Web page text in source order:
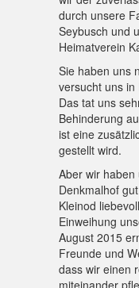
durch unsere
Seybusch und
Heimatverein
Sie haben uns
versucht uns in
Das tat uns
Behinderung
ist eine
gestellt wird.
Aber wir
Denkmalhof
Kleinod
Einweihung
August 2015
Freunde und
dass wir einen
miteinander